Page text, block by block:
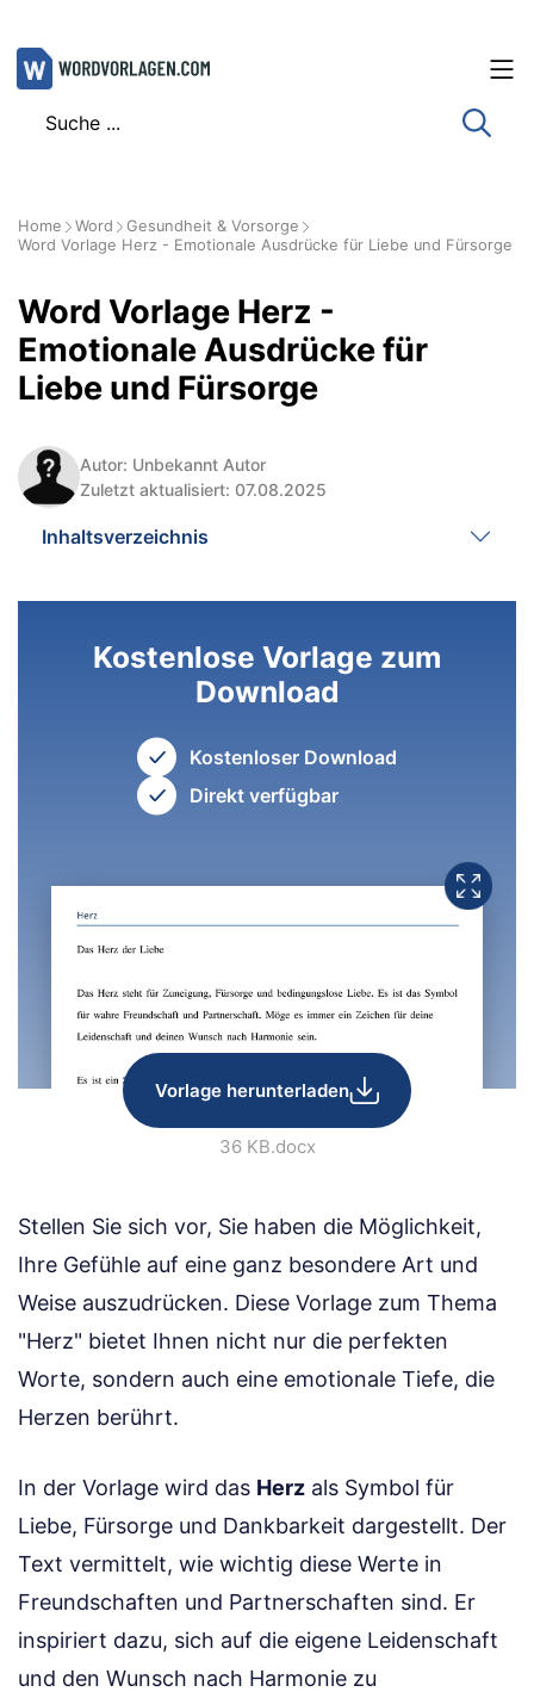
Zum
Inhalt
Home Word
Gesundheit & Vorsorge
Word Vorlage Herz - Emotionale Ausdrücke für Liebe und Fürsorge
Word Vorlage Herz -
Emotionale Ausdrücke für
Liebe und Fürsorge
Autor: Unbekannt Autor
Zuletzt aktualisiert: 07.08.2025
Inhaltsverzeichnis
Kostenlose Vorlage zum
Download
Kostenloser Download
Direkt verfügbar
Vorlage herunterladen
36 KB.docx
Stellen Sie sich vor, Sie haben die Möglichkeit,
Ihre Gefühle auf eine ganz besondere Art und
Weise auszudrücken. Diese Vorlage zum Thema
"Herz" bietet Ihnen nicht nur die perfekten
Worte, sondern auch eine emotionale Tiefe, die
Herzen berührt.
In der Vorlage wird das Herz als Symbol für
Liebe, Fürsorge und Dankbarkeit dargestellt. Der
Text vermittelt, wie wichtig diese Werte in
Freundschaften und Partnerschaften sind. Er
inspiriert dazu, sich auf die eigene Leidenschaft
und den Wunsch nach Harmonie zu